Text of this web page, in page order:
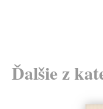
Ďalšie z